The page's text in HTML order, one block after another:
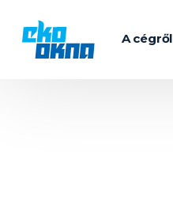
A cégről